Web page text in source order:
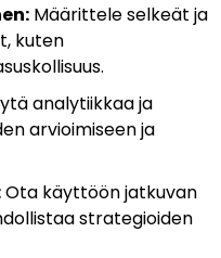
Määrittele selkeät ja
kuten
analytiikkaa ja
arvioimiseen ja
Ota käyttöön jatkuvan
strategioiden